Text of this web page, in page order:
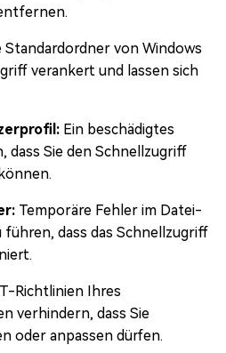
Standardordner von Windows
verankert und lassen sich
Ein beschädigtes
dass Sie den Schnellzugriff
Temporäre Fehler im Datei-
dass das Schnellzugriff
Richtlinien Ihres
verhindern, dass Sie
oder anpassen dürfen.